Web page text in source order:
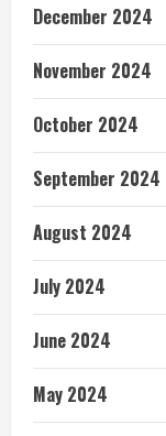
December 2024
November 2024
October 2024
September 2024
August 2024
July 2024
June 2024
May 2024